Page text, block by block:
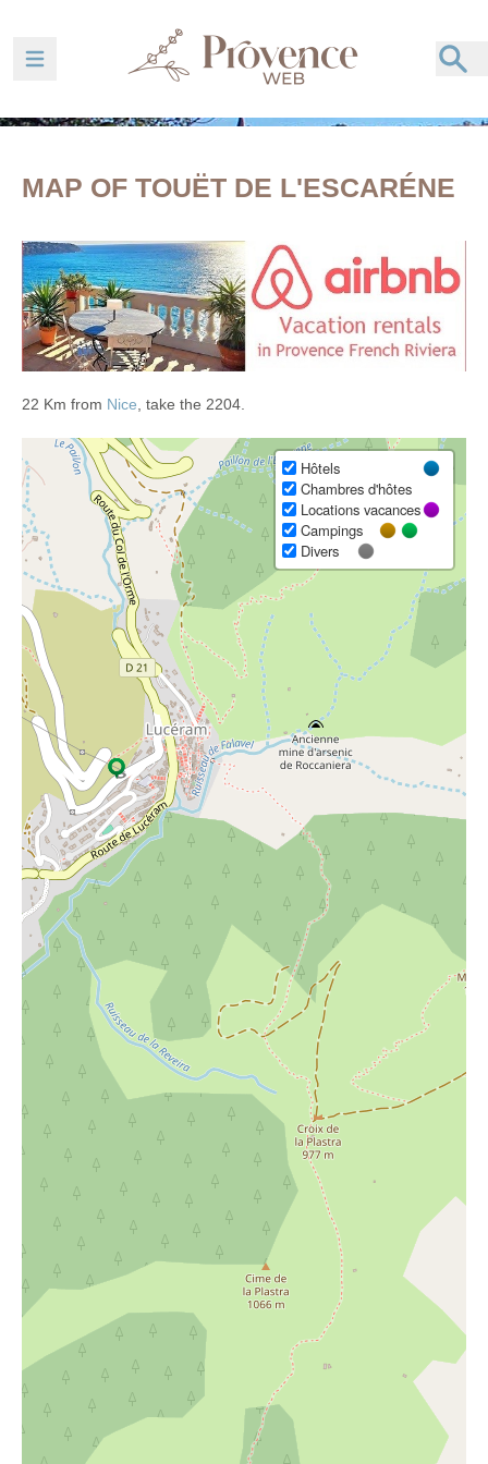
Ouvrir la barre de navigation
MAP OF TOUËT DE L'ESCARÉNE
22 Km from Nice , take the 2204.
Hôtels
Chambres d'hôtes
Locations vacances
Campings
Divers